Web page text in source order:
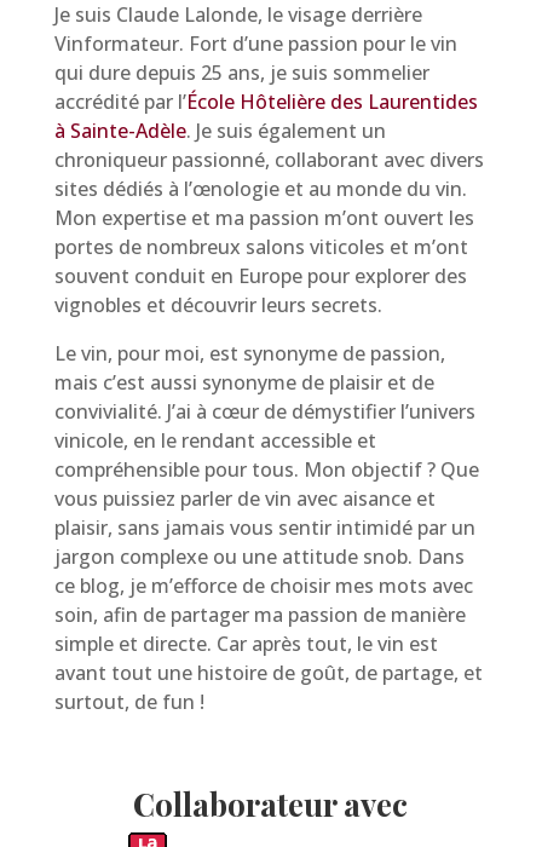
Je suis Claude Lalonde, le visage derrière
Vinformateur. Fort d’une passion pour le vin
qui dure depuis 25 ans, je suis sommelier
accrédité par l’École Hôtelière des Laurentides
à Sainte-Adèle. Je suis également un
chroniqueur passionné, collaborant avec divers
sites dédiés à l’œnologie et au monde du vin.
Mon expertise et ma passion m’ont ouvert les
portes de nombreux salons viticoles et m’ont
souvent conduit en Europe pour explorer des
vignobles et découvrir leurs secrets.
Le vin, pour moi, est synonyme de passion,
mais c’est aussi synonyme de plaisir et de
convivialité. J’ai à cœur de démystifier l’univers
vinicole, en le rendant accessible et
compréhensible pour tous. Mon objectif ? Que
vous puissiez parler de vin avec aisance et
plaisir, sans jamais vous sentir intimidé par un
jargon complexe ou une attitude snob. Dans
ce blog, je m’efforce de choisir mes mots avec
soin, afin de partager ma passion de manière
simple et directe. Car après tout, le vin est
avant tout une histoire de goût, de partage, et
surtout, de fun !
Collaborateur avec